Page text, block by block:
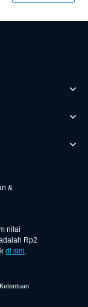
yang rekanan
&
nilai
Rp2
di sini.